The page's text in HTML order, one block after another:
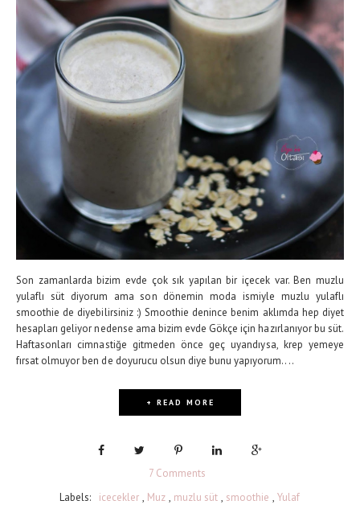
Son zamanlarda bizim evde çok sık yapılan bir içecek var. Ben muzlu
yulaflı süt diyorum ama son dönemin moda ismiyle muzlu yulaflı
smoothie de diyebilirsiniz :) Smoothie denince benim aklımda hep diyet
hesapları geliyor nedense ama bizim evde Gökçe için hazırlanıyor bu süt.
Haftasonları cimnastiğe gitmeden önce geç uyandıysa, krep yemeye
fırsat olmuyor ben de doyurucu olsun diye bunu yapıyorum....
+ READ MORE
7 Comments
Labels:
icecekler , Muz , muzlu süt , smoothie , Yulaf